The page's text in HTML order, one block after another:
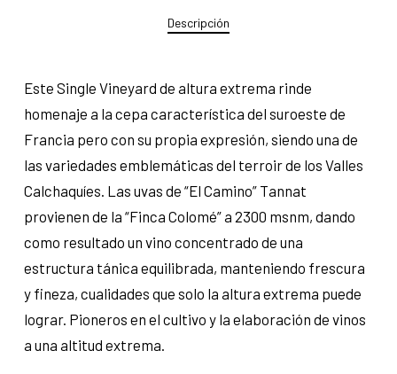
Descripción
Este Single Vineyard de altura extrema rinde
homenaje a la cepa característica del suroeste de
Francia pero con su propia expresión, siendo una de
las variedades emblemáticas del terroir de los Valles
Calchaquíes. Las uvas de “El Camino” Tannat
provienen de la “Finca Colomé” a 2300 msnm, dando
como resultado un vino concentrado de una
estructura tánica equilibrada, manteniendo frescura
y fineza, cualidades que solo la altura extrema puede
lograr. Pioneros en el cultivo y la elaboración de vinos
a una altitud extrema.